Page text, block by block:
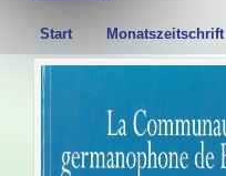
Start Monatszeitschrift